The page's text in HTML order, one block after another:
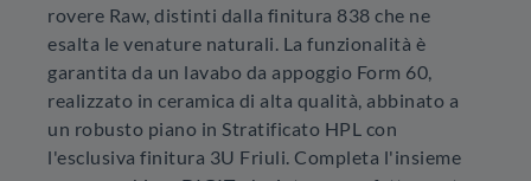
rovere Raw, distinti dalla finitura 838 che ne
esalta le venature naturali. La funzionalità è
garantita da un lavabo da appoggio Form 60,
realizzato in ceramica di alta qualità, abbinato a
un robusto piano in Stratificato HPL con
l'esclusiva finitura 3U Friuli. Completa l'insieme